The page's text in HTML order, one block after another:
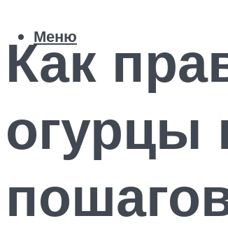
Меню
Как
огурцы